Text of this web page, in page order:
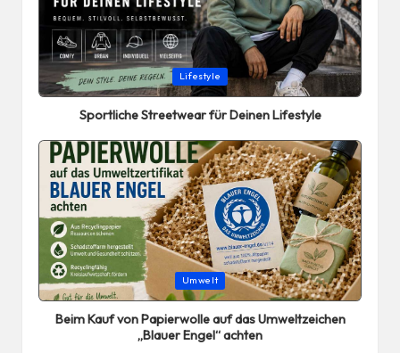
Posted
in
Lifestyle
Sportliche Streetwear für Deinen Lifestyle
Posted
in
Umwelt
Beim Kauf von Papierwolle auf das Umweltzeichen
„Blauer Engel“ achten